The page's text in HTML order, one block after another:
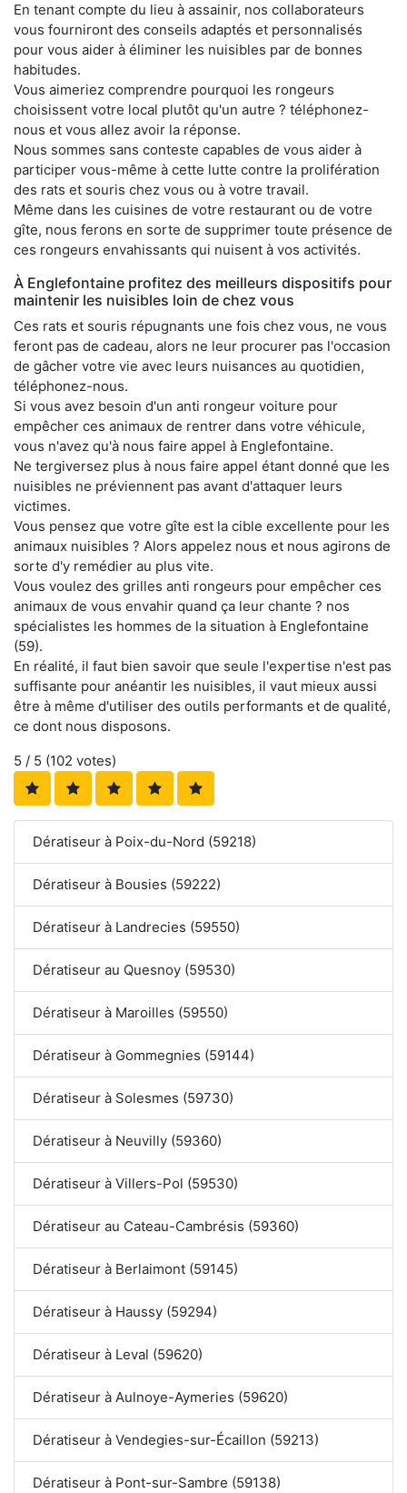
En tenant compte du lieu à assainir, nos collaborateurs
vous fourniront des conseils adaptés et personnalisés
pour vous aider à éliminer les nuisibles par de bonnes
habitudes.
Vous aimeriez comprendre pourquoi les rongeurs
choisissent votre local plutôt qu'un autre ? téléphonez-
nous et vous allez avoir la réponse.
Nous sommes sans conteste capables de vous aider à
participer vous-même à cette lutte contre la prolifération
des rats et souris chez vous ou à votre travail.
Même dans les cuisines de votre restaurant ou de votre
gîte, nous ferons en sorte de supprimer toute présence de
ces rongeurs envahissants qui nuisent à vos activités.
À Englefontaine profitez des meilleurs dispositifs pour
maintenir les nuisibles loin de chez vous
Ces rats et souris répugnants une fois chez vous, ne vous
feront pas de cadeau, alors ne leur procurer pas l'occasion
de gâcher votre vie avec leurs nuisances au quotidien,
téléphonez-nous.
Si vous avez besoin d'un anti rongeur voiture pour
empêcher ces animaux de rentrer dans votre véhicule,
vous n'avez qu'à nous faire appel à Englefontaine.
Ne tergiversez plus à nous faire appel étant donné que les
nuisibles ne préviennent pas avant d'attaquer leurs
victimes.
Vous pensez que votre gîte est la cible excellente pour les
animaux nuisibles ? Alors appelez nous et nous agirons de
sorte d'y remédier au plus vite.
Vous voulez des grilles anti rongeurs pour empêcher ces
animaux de vous envahir quand ça leur chante ? nos
spécialistes les hommes de la situation à Englefontaine
(59).
En réalité, il faut bien savoir que seule l'expertise n'est pas
suffisante pour anéantir les nuisibles, il vaut mieux aussi
être à même d'utiliser des outils performants et de qualité,
ce dont nous disposons.
5 / 5 (102 votes)
Dératiseur à Poix-du-Nord (59218)
Dératiseur à Bousies (59222)
Dératiseur à Landrecies (59550)
Dératiseur au Quesnoy (59530)
Dératiseur à Maroilles (59550)
Dératiseur à Gommegnies (59144)
Dératiseur à Solesmes (59730)
Dératiseur à Neuvilly (59360)
Dératiseur à Villers-Pol (59530)
Dératiseur au Cateau-Cambrésis (59360)
Dératiseur à Berlaimont (59145)
Dératiseur à Haussy (59294)
Dératiseur à Leval (59620)
Dératiseur à Aulnoye-Aymeries (59620)
Dératiseur à Vendegies-sur-Écaillon (59213)
Dératiseur à Pont-sur-Sambre (59138)